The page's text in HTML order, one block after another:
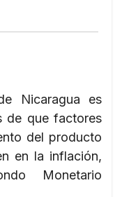
Nicaragua es
de que factores
del producto
en la inflación,
Monetario